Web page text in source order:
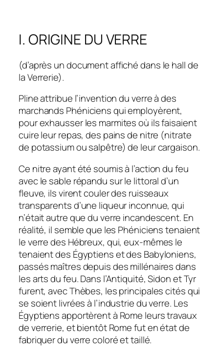
I. ORIGINE DU VERRE
(d’après un document affiché dans le hall de
la Verrerie).
Pline attribue l’invention du verre à des
marchands Phéniciens qui employèrent,
pour exhausser les marmites où ils faisaient
cuire leur repas, des pains de nitre (nitrate
de potassium ou salpêtre) de leur cargaison.
Ce nitre ayant été soumis à l’action du feu
avec le sable répandu sur le littoral d’un
fleuve, ils virent couler des ruisseaux
transparents d’une liqueur inconnue, qui
n’était autre que du verre incandescent. En
réalité, il semble que les Phéniciens tenaient
le verre des Hébreux, qui, eux-mêmes le
tenaient des Égyptiens et des Babyloniens,
passés maîtres depuis des millénaires dans
les arts du feu. Dans l’Antiquité, Sidon et Tyr
furent, avec Thèbes, les principales cités qui
se soient livrées à l’industrie du verre. Les
Égyptiens apportèrent à Rome leurs travaux
de verrerie, et bientôt Rome fut en état de
fabriquer du verre coloré et taillé.